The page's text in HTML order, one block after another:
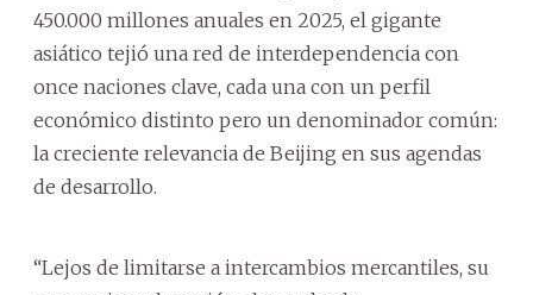
450.000 millones anuales en 2025, el gigante
asiático tejió una red de interdependencia con
once naciones clave, cada una con un perfil
económico distinto pero un denominador común:
la creciente relevancia de Beijing en sus agendas
de desarrollo.
“Lejos de limitarse a intercambios mercantiles, su